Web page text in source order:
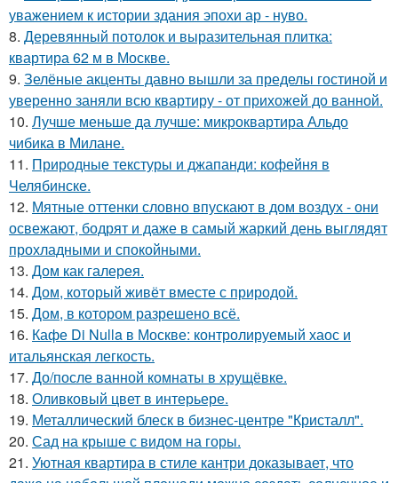
уважением к истории здания эпохи ар - нуво.
8. Деревянный потолок и выразительная плитка:
квартира 62 м в Москве.
9. Зелёные акценты давно вышли за пределы гостиной и
уверенно заняли всю квартиру - от прихожей до ванной.
10. Лучше меньше да лучше: микроквартира Альдо
чибика в Милане.
11. Природные текстуры и джапанди: кофейня в
Челябинске.
12. Мятные оттенки словно впускают в дом воздух - они
освежают, бодрят и даже в самый жаркий день выглядят
прохладными и спокойными.
13. Дом как галерея.
14. Дом, который живёт вместе с природой.
15. Дом, в котором разрешено всё.
16. Кафе Di Nulla в Москве: контролируемый хаос и
итальянская легкость.
17. До/после ванной комнаты в хрущёвке.
18. Оливковый цвет в интерьере.
19. Металлический блеск в бизнес-центре "Кристалл".
20. Сад на крыше с видом на горы.
21. Уютная квартира в стиле кантри доказывает, что